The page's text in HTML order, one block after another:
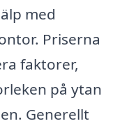
med
Priserna
faktorer,
på ytan
Generellt